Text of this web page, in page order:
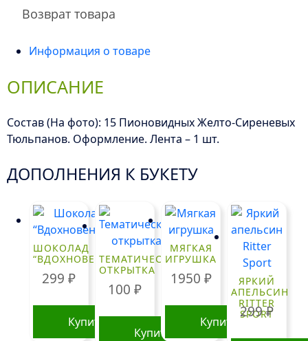
Возврат товара
Информация о товаре
ОПИСАНИЕ
Состав (На фото): 15 Пионовидных Желто-Сиреневых
Тюльпанов. Оформление. Лента – 1 шт.
ДОПОЛНЕНИЯ К БУКЕТУ
ШОКОЛАД
“ВДОХНОВЕНИЕ”
299₽
Купить
ТЕМАТИЧЕСКАЯ
ОТКРЫТКА
100₽
Купить
МЯГКАЯ
ИГРУШКА
1950 ₽
Купить
ЯРКИЙ
АПЕЛЬСИН
RITTER
SPORT
299₽